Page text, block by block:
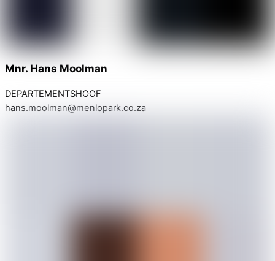
Mnr. Hans Moolman
DEPARTEMENTSHOOF
hans.moolman@menlopark.co.za